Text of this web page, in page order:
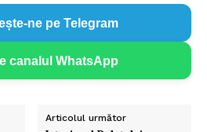
ne pe Telegram
canalul WhatsApp
Articolul următor